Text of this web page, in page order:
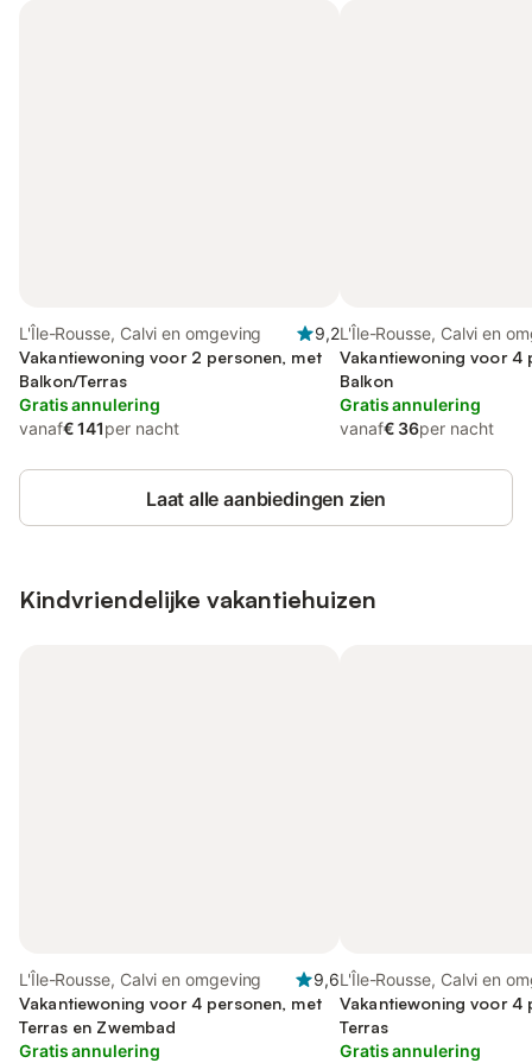
L'Île-Rousse, Calvi en omgeving
9,2
Vakantiewoning voor 2 personen, met
Balkon/Terras
Gratis annulering
vanaf€ 141per nacht
L'Île-Rousse, Calvi en
Vakantiewoning voor 4
Balkon
Gratis annulering
vanaf€ 36per nacht
Laat alle aanbiedingen zien
Kindvriendelijke vakantiehuizen
L'Île-Rousse, Calvi en omgeving
9,6
Vakantiewoning voor 4 personen, met
Terras en Zwembad
Gratis annulering
L'Île-Rousse, Calvi en
Vakantiewoning voor 4
Terras
Gratis annulering